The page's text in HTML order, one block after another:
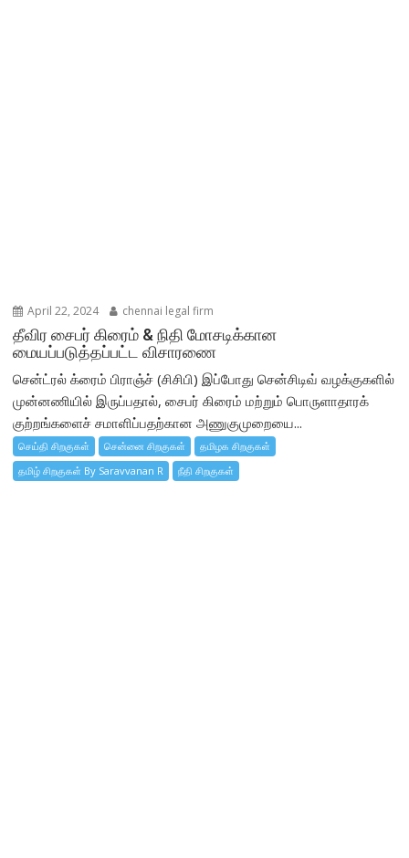
April 22, 2024 chennai legal firm
தீவிர சைபர் கிரைம் & நிதி மோசடிக்கான
மையப்படுத்தப்பட்ட விசாரணை
சென்ட்ரல் க்ரைம் பிராஞ்ச் (சிசிபி) இப்போது சென்சிடிவ் வழக்குகளில்
முன்னணியில் இருப்பதால், சைபர் கிரைம் மற்றும் பொருளாதாரக்
குற்றங்களைச் சமாளிப்பதற்கான அணுகுமுறையை...
செய்தி சிறகுகள் சென்னை சிறகுகள்
தமிழக சிறகுகள்
தமிழ் சிறகுகள் By Saravvanan R
நீதி சிறகுகள்